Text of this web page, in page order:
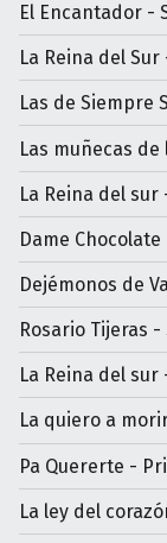
El Encantador -
La Reina del
Las de Siempre
Las muñecas
La Reina del sur
Dame
Dejémonos de
Rosario Tijeras
La Reina del
La quiero a
Pa Quererte -
La ley del